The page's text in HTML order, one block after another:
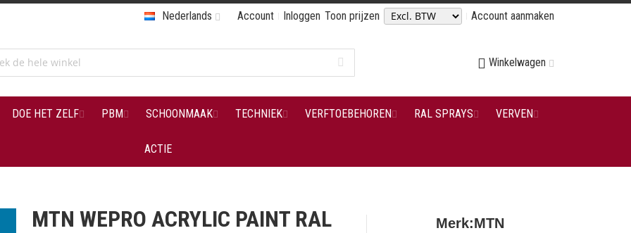
Account Inloggen Toon prijzen Account aanmaken
Nederlands
Winkelwagen
DOE HET ZELF PBM SCHOONMAAK TECHNIEK VERFTOEBEHOREN RAL SPRAYS VERVEN
ACTIE
MTN WEPRO ACRYLIC PAINT RAL
Merk:MTN